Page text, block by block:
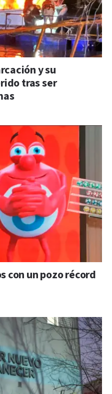
y su
tras ser
con un pozo récord